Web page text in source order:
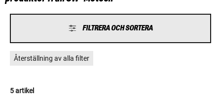
FILTRERA OCH SORTERA
Återställning av alla filter
5 artikel